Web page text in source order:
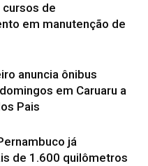
de
em manutenção de
anuncia ônibus
em Caruaru a
Pais
já
de 1.600 quilômetros